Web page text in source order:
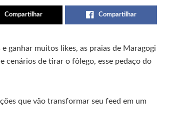
Compartilhar Compartilhar
ganhar muitos likes, as praias de Maragogi
cenários de tirar o fôlego, esse pedaço do
que vão transformar seu feed em um